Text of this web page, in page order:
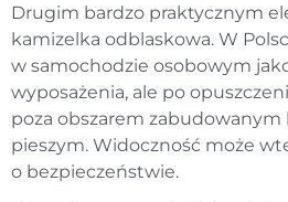
Drugim bardzo praktycznym
kamizelka odblaskowa. W
w samochodzie osobowym
wyposażenia, ale po
poza obszarem zabudowanym
pieszym. Widoczność może
o bezpieczeństwie.